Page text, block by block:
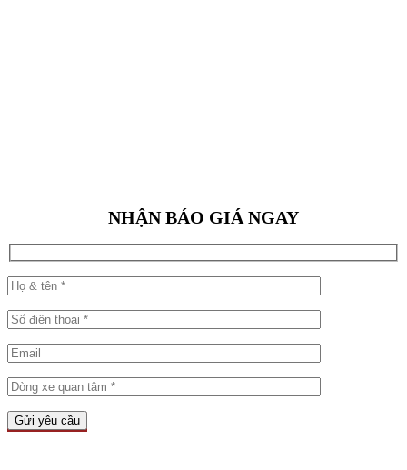
NHẬN BÁO GIÁ NGAY